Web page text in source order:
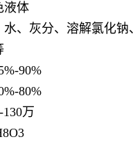
液体
水、灰分、溶解氯化钠
90%
80%
万